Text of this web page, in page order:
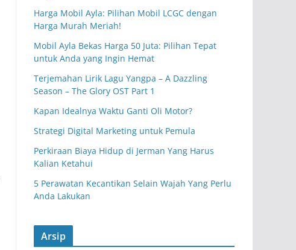
Harga Mobil Ayla: Pilihan Mobil LCGC dengan
Harga Murah Meriah!
Mobil Ayla Bekas Harga 50 Juta: Pilihan Tepat
untuk Anda yang Ingin Hemat
Terjemahan Lirik Lagu Yangpa – A Dazzling
Season – The Glory OST Part 1
Kapan Idealnya Waktu Ganti Oli Motor?
Strategi Digital Marketing untuk Pemula
Perkiraan Biaya Hidup di Jerman Yang Harus
Kalian Ketahui
5 Perawatan Kecantikan Selain Wajah Yang Perlu
Anda Lakukan
Arsip